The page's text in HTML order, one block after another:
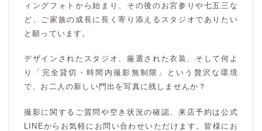
ィングフォトから始まり、その後のお宮参りや七五三な
ど、ご家族の成長に長く寄り添えるスタジオでありたい
と願っています。
デザインされたスタジオ、厳選された衣装、そして何よ
り「完全貸切・時間内撮影無制限」という贅沢な環境
で、お二人の新しい門出を写真に残しませんか？
撮影に関するご質問や空き状況の確認、来店予約は公式
LINEからお気軽にお問い合わせいただけます。皆様にお